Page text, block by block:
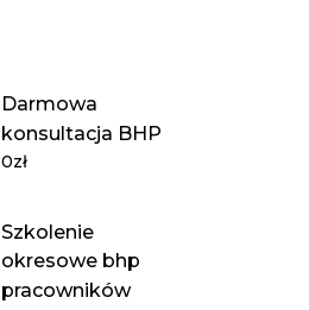
Darmowa
konsultacja BHP
0zł
Szkolenie
okresowe bhp
pracowników